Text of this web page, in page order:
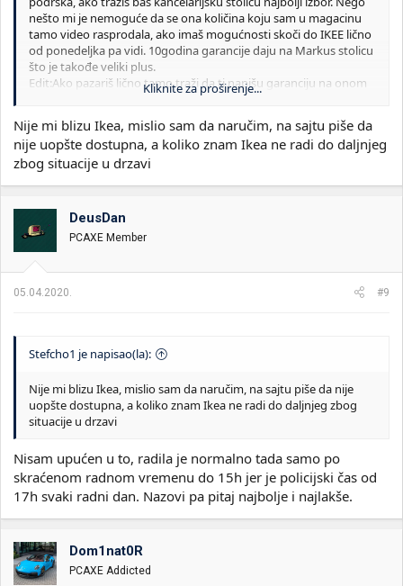
nešto mi je nemoguće da se ona količina koju sam u magacinu
tamo video rasprodala, ako imaš mogućnosti skoči do IKEE lično
od ponedeljka pa vidi. 10godina garancije daju na Markus stolicu
što je takođe veliki plus.
Edit:Ako pazariš lično tamo traži da ti napišu garanciju na onom
pultu za reklamacije ili kako već jer se vade na priču ma kao uz
ne trebalo. Fotokopija fiskala zaheftana za tu pisanu garanciju na
10godina i mirna glava, pošto će izbledeti fiskal za 10 godina
sigurno.
Kliknite za proširenje...
Nije mi blizu Ikea, mislio sam da naručim, na sajtu piše da
nije uopšte dostupna, a koliko znam Ikea ne radi do daljnjeg
zbog situacije u drzavi
DeusDan
PCAXE Member
05.04.2020. #9
Stefcho1 je napisao(la):
Nije mi blizu Ikea, mislio sam da naručim, na sajtu piše da nije
uopšte dostupna, a koliko znam Ikea ne radi do daljnjeg zbog
situacije u drzavi
Nisam upućen u to, radila je normalno tada samo po
skraćenom radnom vremenu do 15h jer je policijski čas od
17h svaki radni dan. Nazovi pa pitaj najbolje i najlakše.
Dom1nat0R
PCAXE Addicted